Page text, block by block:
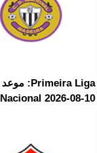
Nacional 2026-08-10 والتشكيل المتوقع